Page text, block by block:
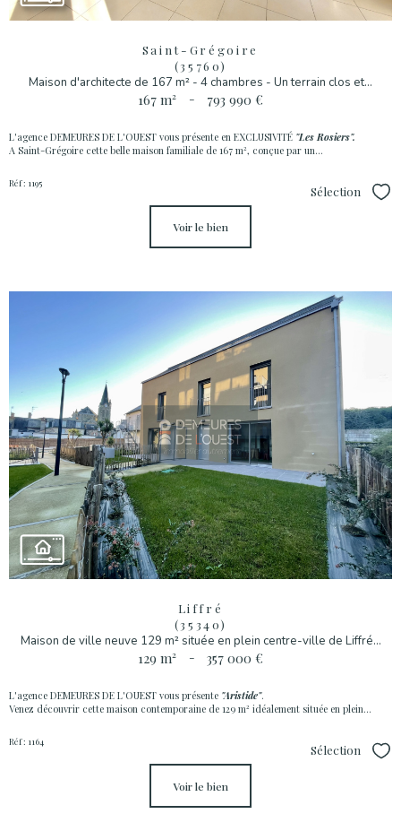
Saint-Grégoire
(35760)
Maison d'architecte de 167 m² - 4 chambres - Un terrain clos et...
167 m² - 793 990 €
L'agence DEMEURES DE L'OUEST vous présente en EXCLUSIVITÉ "Les Rosiers".
A Saint-Grégoire cette belle maison familiale de 167 m², conçue par un...
Réf : 1195
Sélection
voir le bien
Liffré
(35340)
Maison de ville neuve 129 m² située en plein centre-ville de Liffré...
129 m² - 357 000 €
L'agence DEMEURES DE L'OUEST vous présente "Aristide".
Venez découvrir cette maison contemporaine de 129 m² idéalement située en plein...
Réf : 1164
Sélection
voir le bien